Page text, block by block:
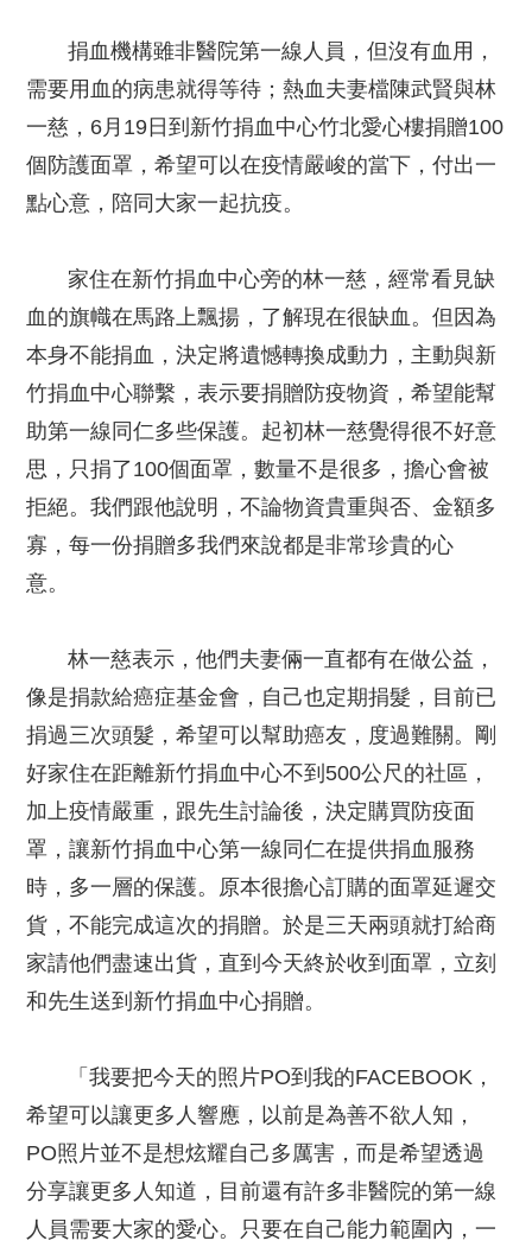
捐血機構雖非醫院第一線人員，但沒有血用，
需要用血的病患就得等待；熱血夫妻檔陳武賢與林
一慈，6月19日到新竹捐血中心竹北愛心樓捐贈100
個防護面罩，希望可以在疫情嚴峻的當下，付出一
點心意，陪同大家一起抗疫。
家住在新竹捐血中心旁的林一慈，經常看見缺
血的旗幟在馬路上飄揚，了解現在很缺血。但因為
本身不能捐血，決定將遺憾轉換成動力，主動與新
竹捐血中心聯繫，表示要捐贈防疫物資，希望能幫
助第一線同仁多些保護。起初林一慈覺得很不好意
思，只捐了100個面罩，數量不是很多，擔心會被
拒絕。我們跟他說明，不論物資貴重與否、金額多
寡，每一份捐贈多我們來說都是非常珍貴的心
意。
林一慈表示，他們夫妻倆一直都有在做公益，
像是捐款給癌症基金會，自己也定期捐髮，目前已
捐過三次頭髮，希望可以幫助癌友，度過難關。剛
好家住在距離新竹捐血中心不到500公尺的社區，
加上疫情嚴重，跟先生討論後，決定購買防疫面
罩，讓新竹捐血中心第一線同仁在提供捐血服務
時，多一層的保護。原本很擔心訂購的面罩延遲交
貨，不能完成這次的捐贈。於是三天兩頭就打給商
家請他們盡速出貨，直到今天終於收到面罩，立刻
和先生送到新竹捐血中心捐贈。
「我要把今天的照片PO到我的FACEBOOK，
希望可以讓更多人響應，以前是為善不欲人知，
PO照片並不是想炫耀自己多厲害，而是希望透過
分享讓更多人知道，目前還有許多非醫院的第一線
人員需要大家的愛心。只要在自己能力範圍內，一